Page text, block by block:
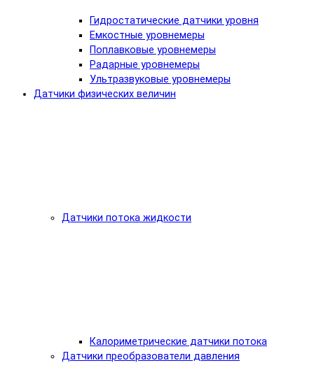
Гидростатические датчики уровня
Емкостные уровнемеры
Поплавковые уровнемеры
Радарные уровнемеры
Ультразвуковые уровнемеры
Датчики физических величин
Датчики потока жидкости
Калориметрические датчики потока
Датчики преобразователи давления